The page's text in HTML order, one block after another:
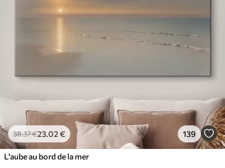
38.37€23.02 € 139
L'aube au bord de la mer